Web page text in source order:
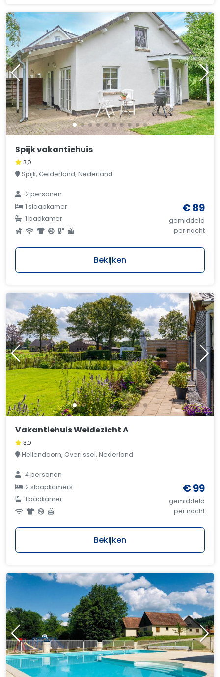
Spijk vakantiehuis
3,0
Spijk, Gelderland, Nederland
2 personen
1 slaapkamer
1 badkamer
€ 89
gemiddeld
per nacht
Bekijken
Vakantiehuis Weidezicht A
3,0
Hellendoorn, Overijssel, Nederland
4 personen
2 slaapkamers
1 badkamer
€ 99
gemiddeld
per nacht
Bekijken